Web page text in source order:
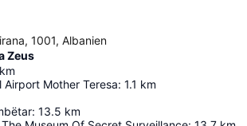
1001, Albanien
Zeus
km
Mother Teresa: 1.1 km
: 13.5 km